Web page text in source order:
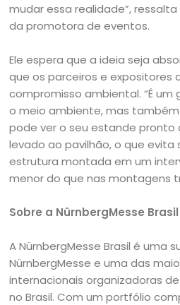
mudar essa realidade”, ressalta
da promotora de eventos.
Ele espera que a ideia seja
que os parceiros e
compromisso ambiental. “É um
o meio ambiente, mas
pode ver o seu estande
levado ao pavilhão, o que evita
estrutura montada em um
menor do que nas montagens
Sobre a NürnbergMesse Brasil
A NürnbergMesse Brasil é uma
NürnbergMesse e uma das
internacionais organizadoras
no Brasil. Com um portfólio